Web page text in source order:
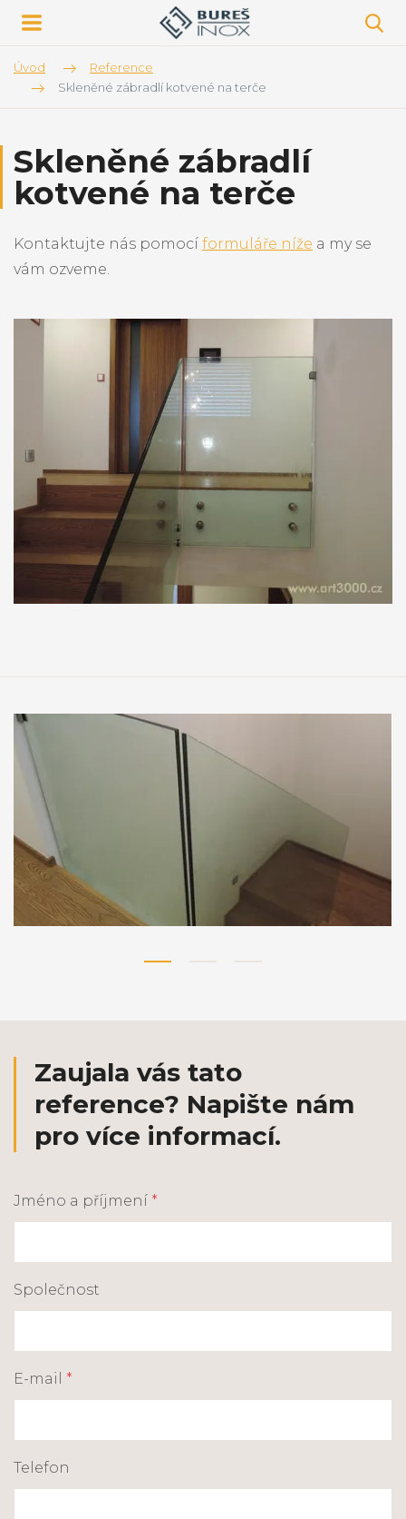
Úvod
Reference
Skleněné zábradlí kotvené na terče
Skleněné zábradlí
kotvené na terče
Kontaktujte nás pomocí formuláře níže a my se
vám ozveme.
Zaujala vás tato
reference? Napište nám
pro více informací.
Jméno a příjmení *
Společnost
E-mail *
Telefon